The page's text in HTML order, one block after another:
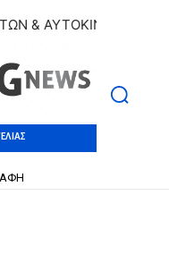
ΑΥΤΟΚΙΝΗΤΩΝ |